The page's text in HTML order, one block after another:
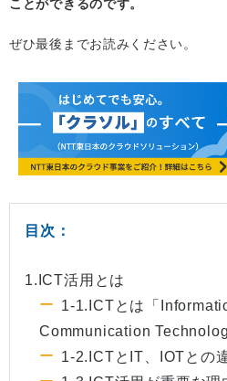
ことができるのです。
ぜひ最後までお読みください。
目次：
1.ICT活用とは
1-1.ICTとは「
Communication
1-2.ICTとIT、IOTとの